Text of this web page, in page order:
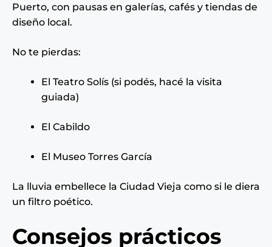
Puerto, con pausas en galerías, cafés y tiendas de
diseño local.
No te pierdas:
El Teatro Solís (si podés, hacé la visita
guiada)
El Cabildo
El Museo Torres García
La lluvia embellece la Ciudad Vieja como si le diera
un filtro poético.
Consejos prácticos